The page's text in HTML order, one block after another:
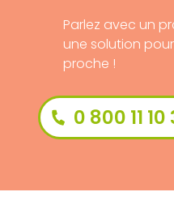
Parlez avec un
une solution
proche !
0 800 11 10